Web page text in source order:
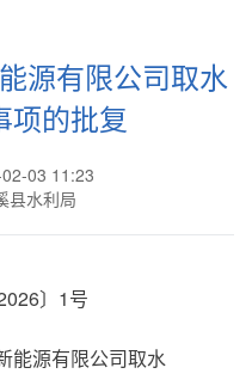
源有限公司取水
项的批复
03 11:23
县水利局
〕1号
能源有限公司取水